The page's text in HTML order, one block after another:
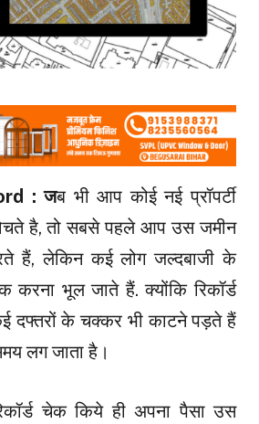
: जब भी आप कोई नई प्रॉपर्टी
है, तो सबसे पहले आप उस जमीन
हैं, लेकिन कई लोग जल्दबाजी के
करना भूल जाते हैं. क्योंकि रिकॉर्ड
दफ्तरों के चक्कर भी काटने पड़ते हैं
लग जाता है।
चेक किये ही अपना पैसा उस